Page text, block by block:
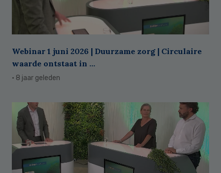
Webinar 1 juni 2026 | Duurzame zorg | Circulaire
waarde ontstaat in ...
· 8 jaar geleden